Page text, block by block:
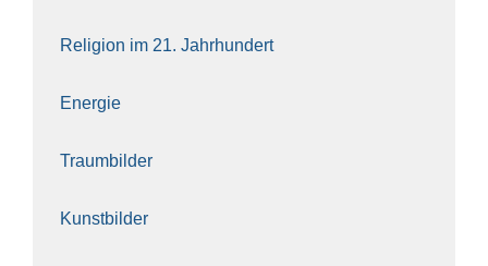
Reli­gi­on im 21. Jahr­hun­dert
Ener­gie
Traum­bil­der
Kunst­bil­der